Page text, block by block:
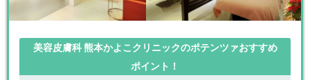
美容皮膚科 熊本かよこクリニックのポテンツァおすすめ
ポイント！